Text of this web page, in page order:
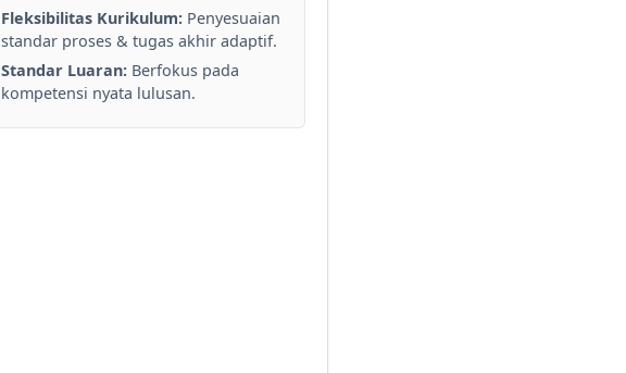
Fleksibilitas Kurikulum: Penyesuaian
standar proses & tugas akhir adaptif.
Standar Luaran: Berfokus pada
kompetensi nyata lulusan.